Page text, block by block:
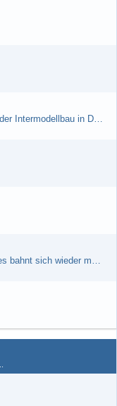
Brushless Buggy Cup am 10.04.2013 auf der Intermodellbau in Dortmund
Erstes TTSC Rennen im neuen Jahr und es bahnt sich wieder mal eine Rekordteilnehmerzahl an